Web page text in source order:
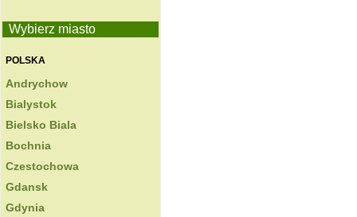
Wybierz miasto
POLSKA
Andrychow
Bialystok
Bielsko Biala
Bochnia
Czestochowa
Gdansk
Gdynia